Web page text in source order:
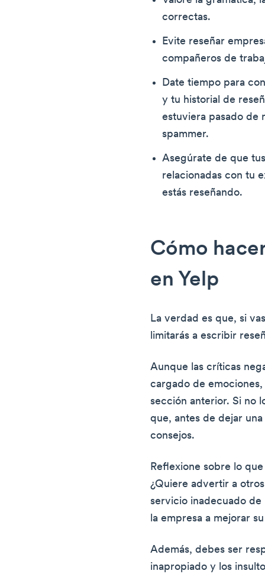
correctas.
Evite reseñar
compañeros de
Date tiempo para
y tu historial de
estuviera pasado de
spammer.
Asegúrate de que
relacionadas con tu
estás reseñando.
Cómo
en Yelp
La verdad es que, si
limitarás a escribir
Aunque las críticas
cargado de
sección anterior. Si no
que, antes de dejar
consejos.
Reflexione sobre lo
¿Quiere advertir a
servicio inadecuado de
la empresa a mejorar
Además, debes ser
inapropiado y los